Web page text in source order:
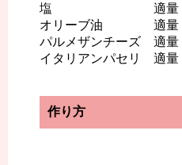
塩 適量
オリーブ油 適量
パルメザンチーズ 適量
イタリアンパセリ 適量
作り方